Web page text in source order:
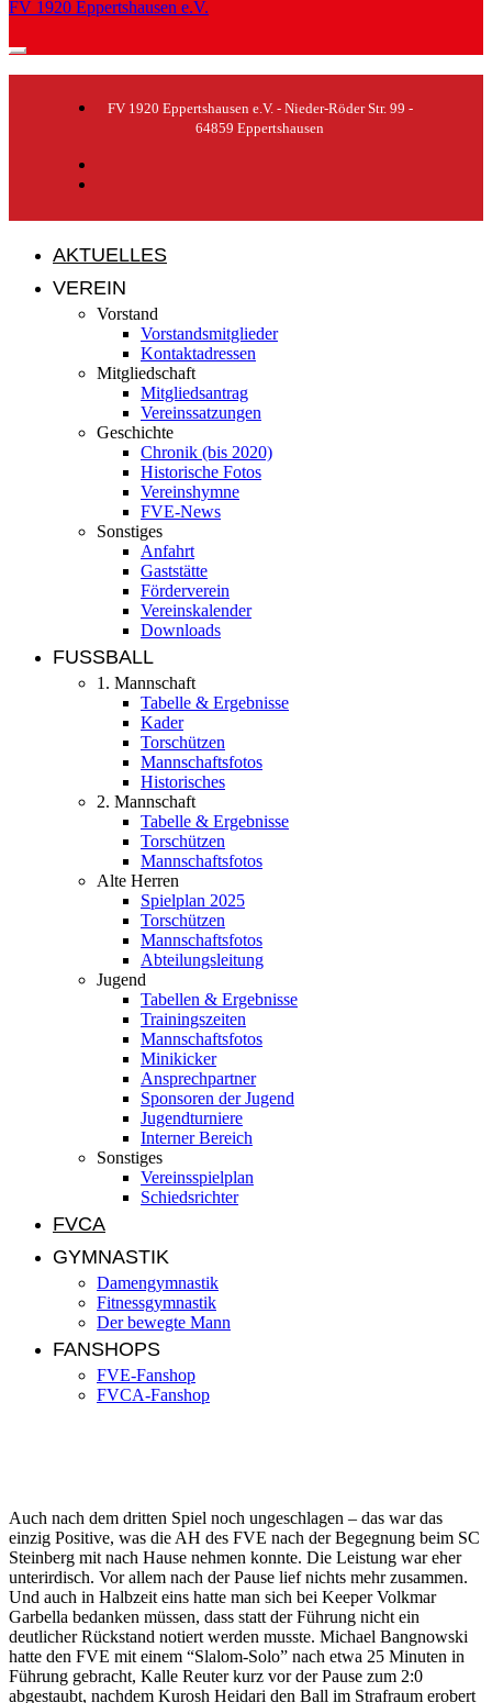
FV 1920 Eppertshausen e.V.
FV 1920 Eppertshausen e.V. - Nieder-Röder Str. 99 -
64859 Eppertshausen
AKTUELLES
VEREIN
Vorstand
Vorstandsmitglieder
Kontaktadressen
Mitgliedschaft
Mitgliedsantrag
Vereinssatzungen
Geschichte
Chronik (bis 2020)
Historische Fotos
Vereinshymne
FVE-News
Sonstiges
Anfahrt
Gaststätte
Förderverein
Vereinskalender
Downloads
FUSSBALL
1. Mannschaft
Tabelle & Ergebnisse
Kader
Torschützen
Mannschaftsfotos
Historisches
2. Mannschaft
Tabelle & Ergebnisse
Torschützen
Mannschaftsfotos
Alte Herren
Spielplan 2025
Torschützen
Mannschaftsfotos
Abteilungsleitung
Jugend
Tabellen & Ergebnisse
Trainingszeiten
Mannschaftsfotos
Minikicker
Ansprechpartner
Sponsoren der Jugend
Jugendturniere
Interner Bereich
Sonstiges
Vereinsspielplan
Schiedsrichter
FVCA
GYMNASTIK
Damengymnastik
Fitnessgymnastik
Der bewegte Mann
FANSHOPS
FVE-Fanshop
FVCA-Fanshop
Auch nach dem dritten Spiel noch ungeschlagen – das war das
einzig Positive, was die AH des FVE nach der Begegnung beim SC
Steinberg mit nach Hause nehmen konnte. Die Leistung war eher
unterirdisch. Vor allem nach der Pause lief nichts mehr zusammen.
Und auch in Halbzeit eins hatte man sich bei Keeper Volkmar
Garbella bedanken müssen, dass statt der Führung nicht ein
deutlicher Rückstand notiert werden musste. Michael Bangnowski
hatte den FVE mit einem “Slalom-Solo” nach etwa 25 Minuten in
Führung gebracht, Kalle Reuter kurz vor der Pause zum 2:0
abgestaubt, nachdem Kurosh Heidari den Ball im Strafraum erobert